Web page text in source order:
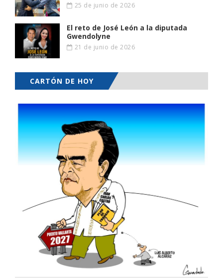
25 de junio de 2026
El reto de José León a la diputada
Gwendolyne
21 de junio de 2026
CARTÓN DE HOY